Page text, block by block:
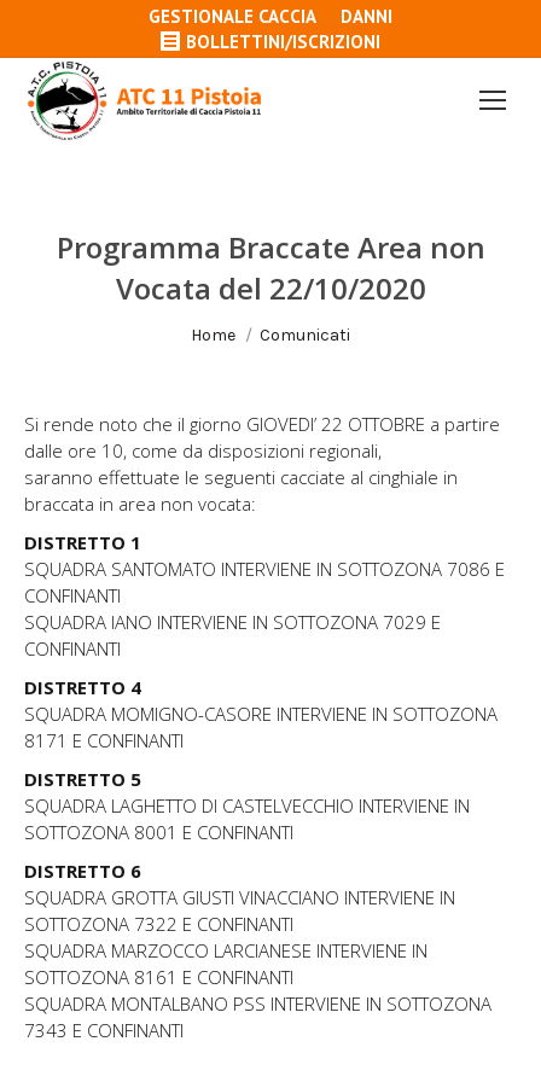
GESTIONALE CACCIA
DANNI
BOLLETTINI/ISCRIZIONI
Programma Braccate Area non
Vocata del 22/10/2020
Tu sei qui:
Home Comunicati
Si rende noto che il giorno GIOVEDI’ 22 OTTOBRE a partire
dalle ore 10, come da disposizioni regionali,
saranno effettuate le seguenti cacciate al cinghiale in
braccata in area non vocata:
DISTRETTO 1
SQUADRA SANTOMATO INTERVIENE IN SOTTOZONA 7086 E
CONFINANTI
SQUADRA IANO INTERVIENE IN SOTTOZONA 7029 E
CONFINANTI
DISTRETTO 4
SQUADRA MOMIGNO-CASORE INTERVIENE IN SOTTOZONA
8171 E CONFINANTI
DISTRETTO 5
SQUADRA LAGHETTO DI CASTELVECCHIO INTERVIENE IN
SOTTOZONA 8001 E CONFINANTI
DISTRETTO 6
SQUADRA GROTTA GIUSTI VINACCIANO INTERVIENE IN
SOTTOZONA 7322 E CONFINANTI
SQUADRA MARZOCCO LARCIANESE INTERVIENE IN
SOTTOZONA 8161 E CONFINANTI
SQUADRA MONTALBANO PSS INTERVIENE IN SOTTOZONA
7343 E CONFINANTI